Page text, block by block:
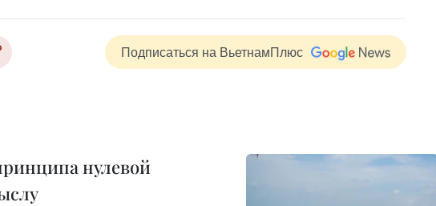
Подписаться на ВьетнамПлюс
нулевой